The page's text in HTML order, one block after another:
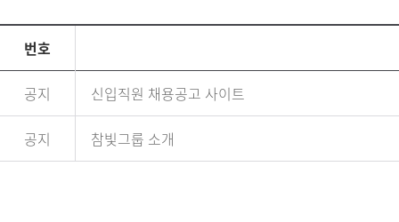
번호
공지 신입직원 채용공고 사이트
공지 참빛그룹 소개